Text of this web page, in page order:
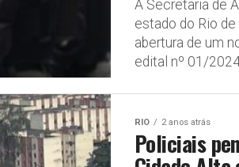
A Secretaria de
estado do Rio
abertura de um
edital nº 01/
RIO 2 anos atrás
Policiais